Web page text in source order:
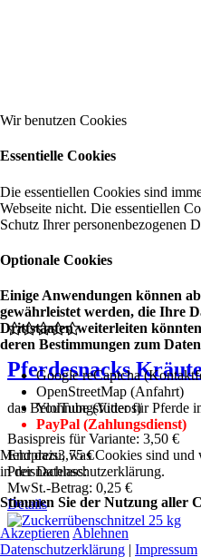
Pferdesnacks
das Belohnungsfutter für Pferde
Basispreis für Variante: 3,50 €
Endpreis3,75 €
Preisnachlass:
MwSt.-Betrag: 0,25 €
Details
Wir benutzen Cookies
Essentielle Cookies
Die essentiellen Cookies sind
Webseite nicht. Die essentiellen
Schutz Ihrer personenbezogenen
Optionale Cookies
Einige Anwendungen können
gewährleistet werden, die Ihre
Drittstaaten weiterleiten
deren Bestimmungen zum
Google reCaptcha
OpenStreetMap (Anfahrt)
YouTube (Videos)
PayPal (Zahlungsdienst)
Mehr dazu, was Cookies sind
in der Datenschutzerklärung.
Stimmen Sie der Nutzung aller
Akzeptieren Ablehnen
Datenschutzerklärung | Impressum